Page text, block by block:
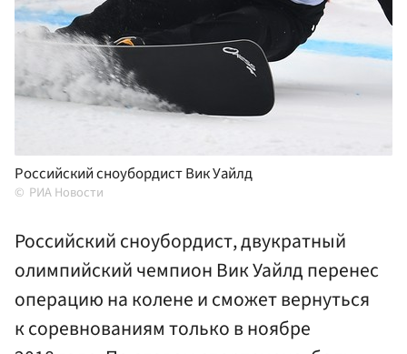
Российский сноубордист Вик Уайлд
РИА Новости
Российский сноубордист, двукратный
олимпийский чемпион Вик Уайлд перенес
операцию на колене и сможет вернуться
к соревнованиям только в ноябре